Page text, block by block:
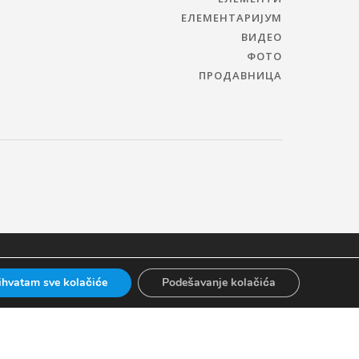
ЕЛЕМЕНТАРИЈУМ
ВИДЕО
ФОТО
ПРОДАВНИЦА
sve kolačiće Podešavanje kolačića